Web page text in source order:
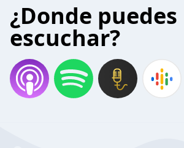
¿Donde puedes
escuchar?